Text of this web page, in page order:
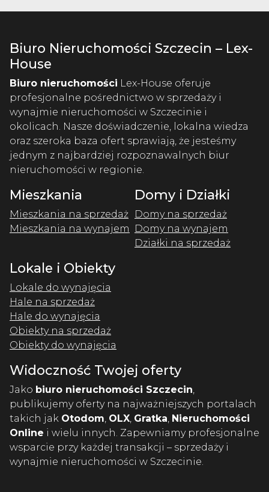
Biuro Nieruchomości Szczecin – Lex-
House
Biuro nieruchomości Lex-House oferuje
profesjonalne pośrednictwo w sprzedaży i
wynajmie nieruchomości w Szczecinie i
okolicach. Nasze doświadczenie, lokalna wiedza
oraz szeroka baza ofert sprawiają, że jesteśmy
jednym z najbardziej rozpoznawalnych biur
nieruchomości w regionie.
Mieszkania
Mieszkania na sprzedaż
Mieszkania na wynajem
Domy i Działki
Domy na sprzedaż
Domy na wynajem
Działki na sprzedaż
Lokale i Obiekty
Lokale do wynajęcia
Hale na sprzedaż
Hale do wynajęcia
Obiekty na sprzedaż
Obiekty do wynajęcia
Widoczność Twojej oferty
Jako biuro nieruchomości Szczecin,
publikujemy oferty na najważniejszych portalach
takich jak Otodom, OLX, Gratka, Nieruchomości
Online i wielu innych. Zapewniamy profesjonalne
wsparcie przy każdej transakcji – sprzedaży i
wynajmie nieruchomości w Szczecinie.